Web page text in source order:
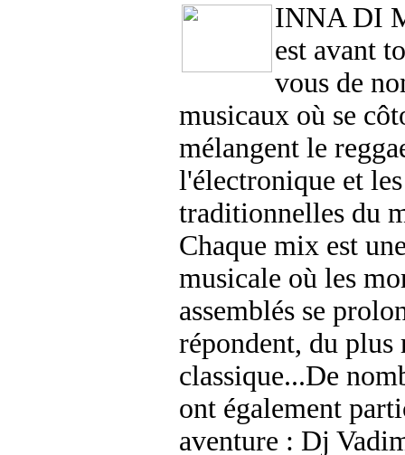
INNA DI
est avant
vous de
musicaux où se
mélangent le
l'électronique et
traditionnelles du
Chaque mix est
musicale où les
assemblés se
répondent, du plus
classique...De
ont également
aventure : Dj